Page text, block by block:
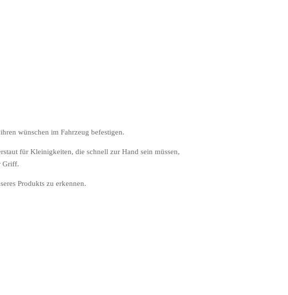
wünschen im Fahrzeug befestigen.
für Kleinigkeiten, die schnell zur Hand sein müssen,
Griff.
Produkts zu erkennen.